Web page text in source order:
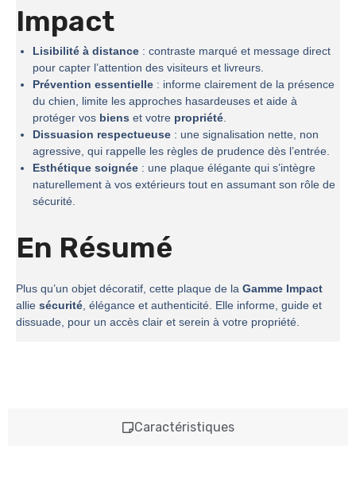
Caractéristiques
Impact
Lisibilité à distance : contraste marqué et message direct
pour capter l’attention des visiteurs et livreurs.
Prévention essentielle : informe clairement de la présence
du chien, limite les approches hasardeuses et aide à
protéger vos biens et votre propriété.
Dissuasion respectueuse : une signalisation nette, non
agressive, qui rappelle les règles de prudence dès l’entrée.
Esthétique soignée : une plaque élégante qui s’intègre
naturellement à vos extérieurs tout en assumant son rôle de
sécurité.
En Résumé
Plus qu’un objet décoratif, cette plaque de la Gamme Impact
allie sécurité, élégance et authenticité. Elle informe, guide et
dissuade, pour un accès clair et serein à votre propriété.